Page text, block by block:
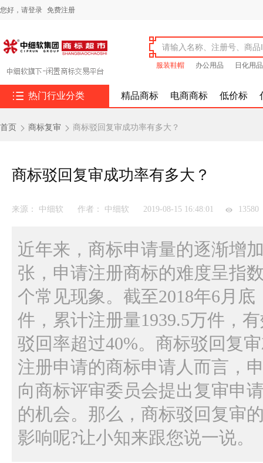
您好， 请登录 免费注册
服装鞋帽 办公用品 日化用品
 热门行业分类 精品商标 电商商标 低价标
首页  商标复审  商标驳回复审成功率有多大？
商标驳回复审成功率有多大？
来源： 中细软 作者： 中细软 2019-08-15 16:48:01 13580
近年来，商标申请量的逐渐增
张，申请注册商标的难度呈指
个常见现象。截至2018年6月
件，累计注册量1939.5万件，
驳回率超过40%。商标驳回复
注册申请的商标申请人而言，
向商标评审委员会提出复审申
的机会。那么，商标驳回复审
影响呢?让小知来跟您说一说。